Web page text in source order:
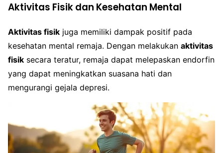
Aktivitas Fisik dan Kesehatan Mental
Aktivitas fisik juga memiliki dampak positif pada
kesehatan mental remaja. Dengan melakukan aktivitas
fisik secara teratur, remaja dapat melepaskan endorfin
yang dapat meningkatkan suasana hati dan
mengurangi gejala depresi.